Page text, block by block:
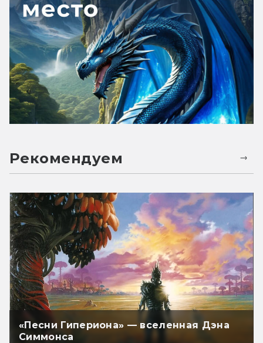
Рекомендуем
«Песни Гипериона» — вселенная Дэна
Симмонса